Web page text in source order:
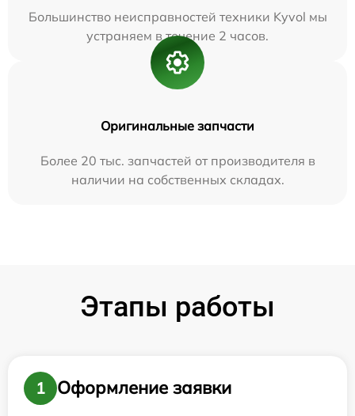
Большинство неисправностей техники Kyvol мы
устраняем в течение 2 часов.
Оригинальные запчасти
Более 20 тыс. запчастей от производителя в
наличии на собственных складах.
Этапы работы
1
Оформление заявки